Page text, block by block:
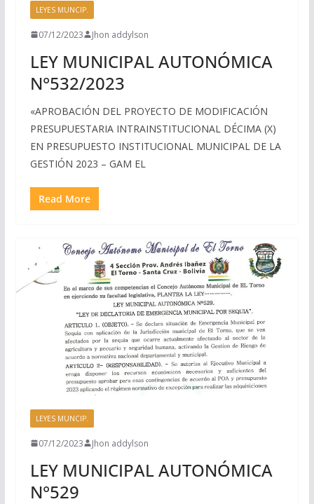
LEYES MUNCIP.
07/12/2023 Jhon addylson
LEY MUNICIPAL AUTONÓMICA
N°532/2023
«APROBACIÓN DEL PROYECTO DE MODIFICACIÓN
PRESUPUESTARIA INTRAINSTITUCIONAL DÉCIMA (X)
EN PRESUPUESTO INSTITUCIONAL MUNICIPAL DE LA
GESTIÓN 2023 – GAM EL
Read More
LEYES MUNCIP.
07/12/2023 Jhon addylson
LEY MUNICIPAL AUTONÓMICA
N°529